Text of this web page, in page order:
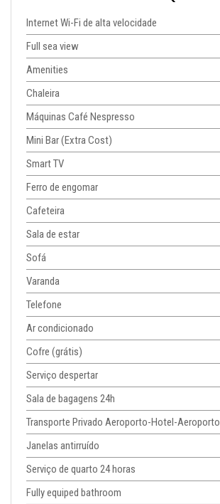
Internet Wi-Fi de alta velocidade
Full sea view
Amenities
Chaleira
Máquinas Café Nespresso
Mini Bar (Extra Cost)
Smart TV
Ferro de engomar
Cafeteira
Sala de estar
Sofá
Varanda
Telefone
Ar condicionado
Cofre (grátis)
Serviço despertar
Sala de bagagens 24h
Transporte Privado Aeroporto-Hotel-Aeroporto
Janelas antirruído
Serviço de quarto 24 horas
Fully equiped bathroom